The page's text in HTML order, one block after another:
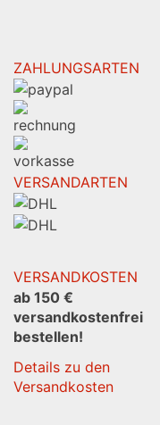
ZAHLUNGSARTEN
VERSANDARTEN
VERSANDKOSTEN
ab 150 €
versandkostenfrei
bestellen!
Details zu den
Versandkosten